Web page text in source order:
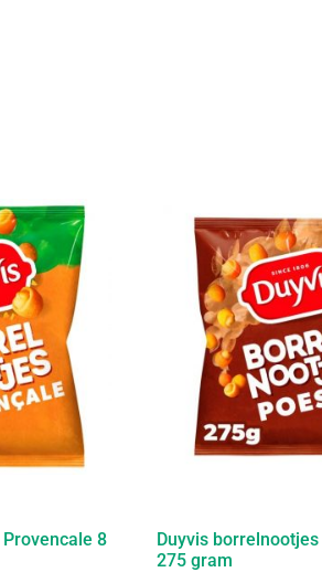
8
Duyvis
275 gram